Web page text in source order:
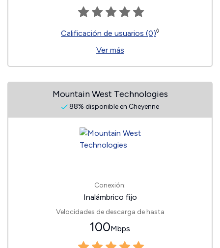
Calificación de usuarios (0)◊
Ver más
Mountain West Technologies
88% disponible en Cheyenne
Conexión:
Inalámbrico fijo
Velocidades de descarga de hasta
100Mbps